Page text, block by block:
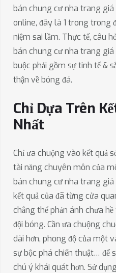
bán chung cư nha trang giá
online, đây là 1 trong trong
niệm sai lầm. Thực tế, câu
bán chung cư nha trang giá
buộc phải gồm sự tinh tế &
thận về bóng đá.
Chỉ Dựa Trên
Nhất
Chỉ ưa chuộng vào kết quả
tài năng chuyên môn của
bán chung cư nha trang
kết quả của đã từng cửa
chẳng thể phản ánh chưa
đội bóng. Cần ưa chuộng
dài hơn, phong độ của một
sự bộc phá chiến thuật… để
chú ý khái quát hơn. Sử